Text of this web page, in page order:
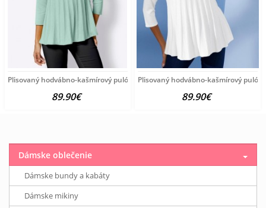
Plisovaný hodvábno-kašmírový pulóver vzhľadom Création
89.90€
Plisovaný hodvábno-kašmírový
89.90€
Dámske oblečenie
Dámske bundy a kabáty
Dámske mikiny